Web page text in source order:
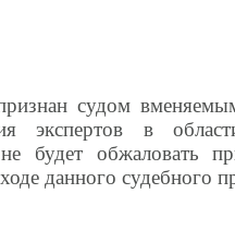
судом
экспертов в
будет обжаловать
данного судебного